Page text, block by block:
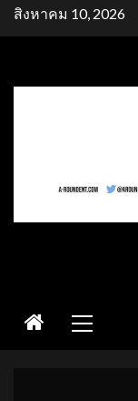
Skipสิงหาคม 10, 2026
Menu